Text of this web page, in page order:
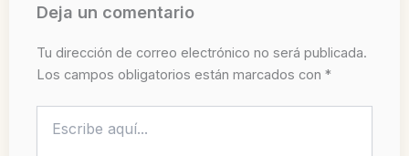
Deja un comentario
Tu dirección de correo electrónico no será publicada.
Los campos obligatorios están marcados con *
aquí...